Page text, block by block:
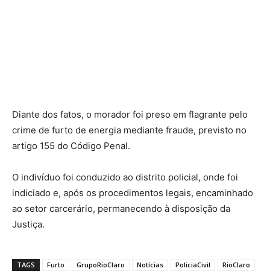
Diante dos fatos, o morador foi preso em flagrante pelo
crime de furto de energia mediante fraude, previsto no
artigo 155 do Código Penal.
O indivíduo foi conduzido ao distrito policial, onde foi
indiciado e, após os procedimentos legais, encaminhado
ao setor carcerário, permanecendo à disposição da
Justiça.
TAGS Furto GrupoRioClaro Notícias PoliciaCivil RioClaro